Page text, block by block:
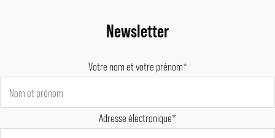
Newsletter
Votre nom et votre prénom*
Adresse électronique*